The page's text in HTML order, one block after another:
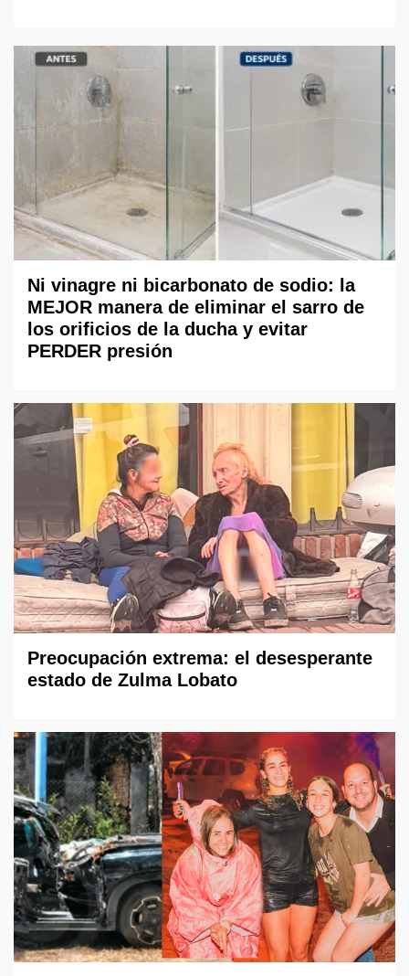
Ni vinagre ni bicarbonato de sodio: la
MEJOR manera de eliminar el sarro de
los orificios de la ducha y evitar
PERDER presión
Preocupación extrema: el desesperante
estado de Zulma Lobato